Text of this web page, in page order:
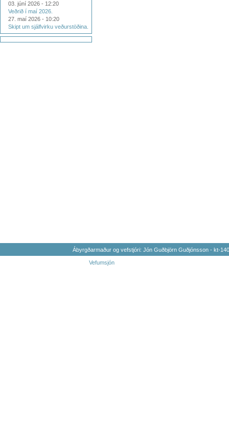
03. júní 2026 - 12:20
Veðrið í maí 2026.
27. maí 2026 - 10:20
Skipt um sjálfvirku veðurstöðina.
Ábyrgðarmaður og vefstjóri: Jón Guðbjörn Guðjónsson - kt-
Vefumsjón